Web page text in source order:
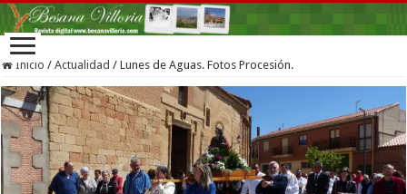
Inicio / Actualidad / Lunes de Aguas. Fotos Procesión.